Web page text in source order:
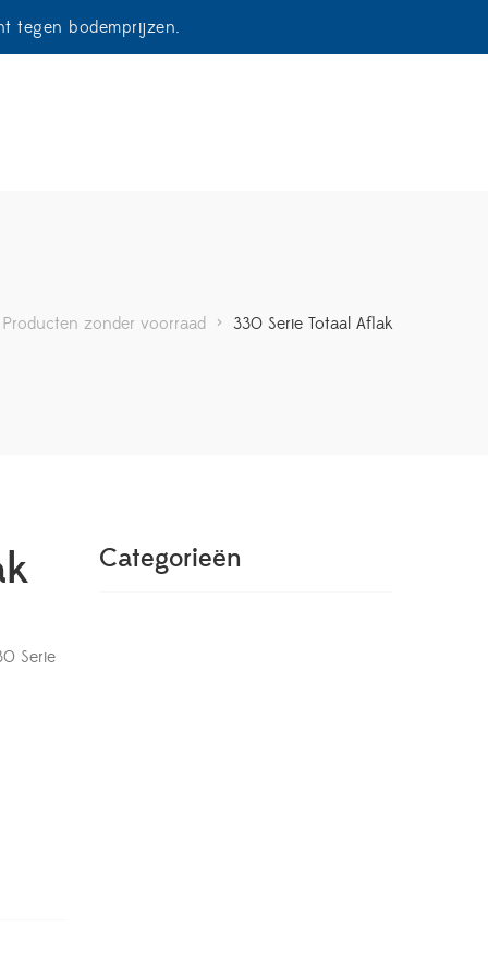
tegen bodemprijzen.
Producten zonder voorraad > 330 Serie Totaal Aflak
Serie
Categorieën